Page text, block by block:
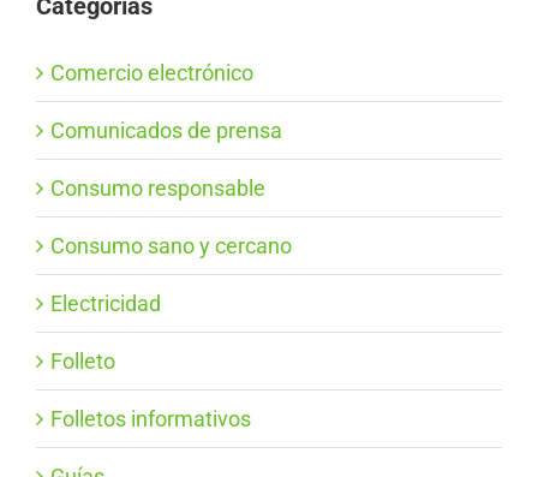
Categorías
Comercio electrónico
Comunicados de prensa
Consumo responsable
Consumo sano y cercano
Electricidad
Folleto
Folletos informativos